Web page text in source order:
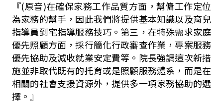
『(原音)在確保家務工作品質方面，幫傭工作定位
為家務的幫手，因此我們將提供基本知識以及育兒
指導員到宅指導服務技巧。第三，在特殊需求家庭
優先照顧方面，採行簡化行政審查作業，專案服務
優先協助及減收就業安定費等。院長強調這次新措
施並非取代既有的托育或是照顧服務體系，而是在
相關的社會支援資源外，提供多一項家務協助的選
擇。』